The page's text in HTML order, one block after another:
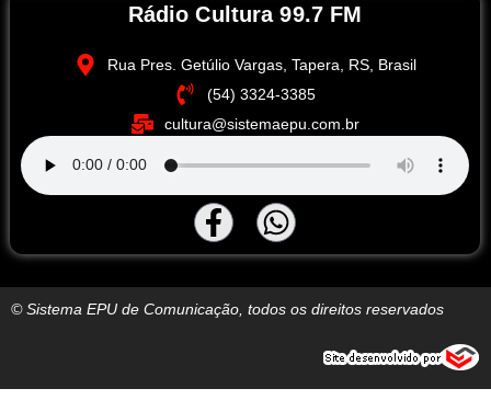
Rádio Cultura 99.7 FM
Rua Pres. Getúlio Vargas, Tapera, RS, Brasil
(54) 3324-3385
cultura@sistemaepu.com.br
© Sistema EPU de Comunicação, todos os direitos reservados